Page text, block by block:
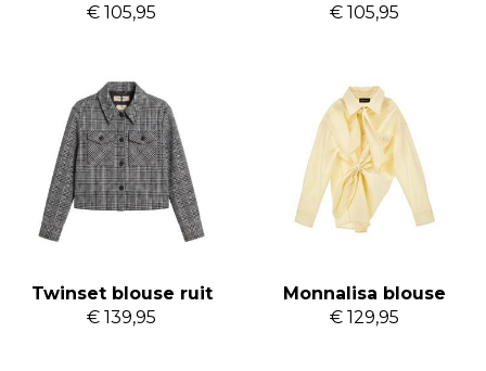
€ 105,95
€ 105,95
Twinset blouse ruit
€ 139,95
Monnalisa blouse
€ 129,95